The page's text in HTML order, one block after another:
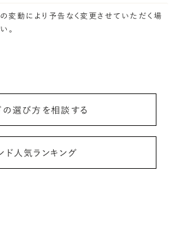
動により予告なく変更させていただく場
。
の選び方を相談する
ド人気ランキング